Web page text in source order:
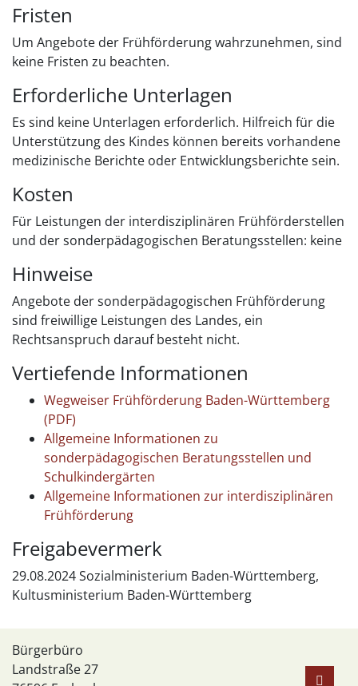
Fristen
Um Angebote der Frühförderung wahrzunehmen, sind
keine Fristen zu beachten.
Erforderliche Unterlagen
Es sind keine Unterlagen erforderlich. Hilfreich für die
Unterstützung des Kindes können bereits vorhandene
medizinische Berichte oder Entwicklungsberichte sein.
Kosten
Für Leistungen der interdisziplinären Frühförderstellen
und der sonderpädagogischen Beratungsstellen: keine
Hinweise
Angebote der sonderpädagogischen Frühförderung
sind freiwillige Leistungen des Landes, ein
Rechtsanspruch darauf besteht nicht.
Vertiefende Informationen
Wegweiser Frühförderung Baden-Württemberg
(PDF)
Allgemeine Informationen zu
sonderpädagogischen Beratungsstellen und
Schulkindergärten
Allgemeine Informationen zur interdisziplinären
Frühförderung
Freigabevermerk
29.08.2024 Sozialministerium Baden-Württemberg,
Kultusministerium Baden-Württemberg
Bürgerbüro
Landstraße 27